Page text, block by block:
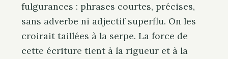
fulgurances : phrases courtes, précises,
sans adverbe ni adjectif superflu. On les
croirait taillées à la serpe. La force de
cette écriture tient à la rigueur et à la